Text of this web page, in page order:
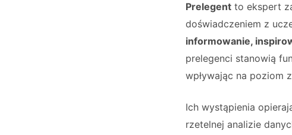
Prelegent to ekspert
doświadczeniem z
informowanie,
prelegenci stanowią
wpływając na poziom
Ich wystąpienia
rzetelnej analizie